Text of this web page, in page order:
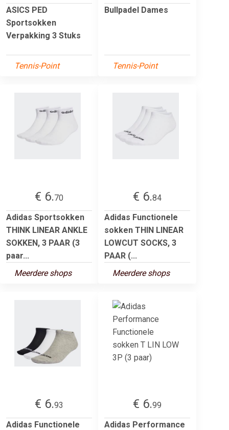
ASICS PED
Sportsokken
Verpakking 3 Stuks
Tennis-Point
Bullpadel Dames
Tennis-Point
€ 6.70
Adidas Sportsokken
THINK LINEAR ANKLE
SOKKEN, 3 PAAR (3
paar...
Meerdere shops
€ 6.84
Adidas Functionele
sokken THIN LINEAR
LOWCUT SOCKS, 3
PAAR (...
Meerdere shops
€ 6.93
Adidas Functionele
€ 6.99
Adidas Performance